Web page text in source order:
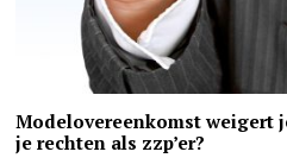
Modelovereenkomst weigert
je rechten als zzp’er?